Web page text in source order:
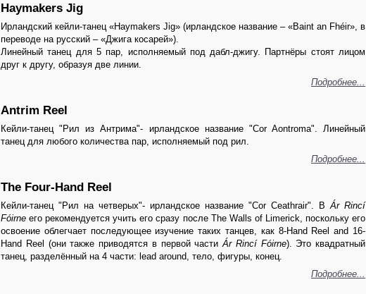
Haymakers Jig
Ирландский кейли-танец «Haymakers Jig» (ирландское название – «Baint an Fhéir», в
переводе на русский – «Джига косарей»).
Линейный танец для 5 пар, исполняемый под дабл-джигу. Партнёры стоят лицом
друг к другу, образуя две линии.
Подробнее...
Antrim Reel
Кейли-танец "Рил из Антрима"- ирландское название "Cor Aontroma". Линейный
танец для любого количества пар, исполняемый под рил.
Подробнее...
The Four-Hand Reel
Кейли-танец "Рил на четверых"- ирландское название "Cor Ceathrair". ВÁr Rincí
Fóirneего рекомендуется учить его сразу после The Walls of Limerick, поскольку его
освоение облегчает последующее изучение таких танцев, как 8-Hand Reel and 16-
Hand Reel (они также приводятся в первой частиÁr Rincí Fóirne). Это квадратный
танец, разделённый на 4 части: lead around, тело, фигуры, конец.
Подробнее...